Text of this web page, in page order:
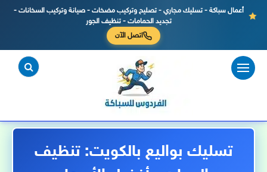
أعمال سباكة - تسليك مجاري - تصليح وتركيب مضخات - صيانة وتركيب السخانات -
تجديد الحمامات - تنظيف الجور
اتصل الآن
التجاوز
المحتوى
تسليك بواليع بالكويت: تنظيف